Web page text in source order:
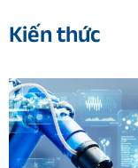
Kiến thức